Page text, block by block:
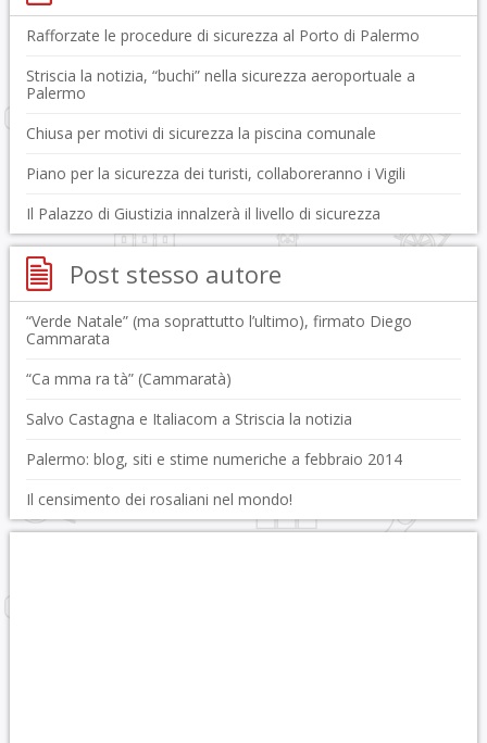
Rafforzate le procedure di sicurezza al Porto di Palermo
Striscia la notizia, “buchi” nella sicurezza aeroportuale a
Palermo
Chiusa per motivi di sicurezza la piscina comunale
Piano per la sicurezza dei turisti, collaboreranno i Vigili
Il Palazzo di Giustizia innalzerà il livello di sicurezza
Post stesso autore
“Verde Natale” (ma soprattutto l’ultimo), firmato Diego
Cammarata
“Ca mma ra tà” (Cammaratà)
Salvo Castagna e Italiacom a Striscia la notizia
Palermo: blog, siti e stime numeriche a febbraio 2014
Il censimento dei rosaliani nel mondo!